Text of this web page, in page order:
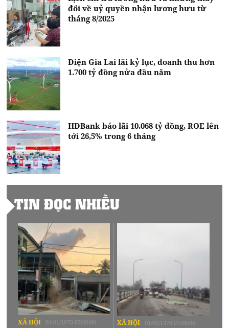
đổi về uỷ quyền nhận lương hưu từ
tháng 8/2025
Điện Gia Lai lãi kỷ lục, doanh thu hơn
1.700 tỷ đồng nửa đầu năm
HDBank báo lãi 10.068 tỷ đồng, ROE lên
tới 26,5% trong 6 tháng
TIN ĐỌC NHIỀU
XÃ HỘI 01/01/1970 07:00:00 XÃ HỘI 01/01/1970 07:00:00